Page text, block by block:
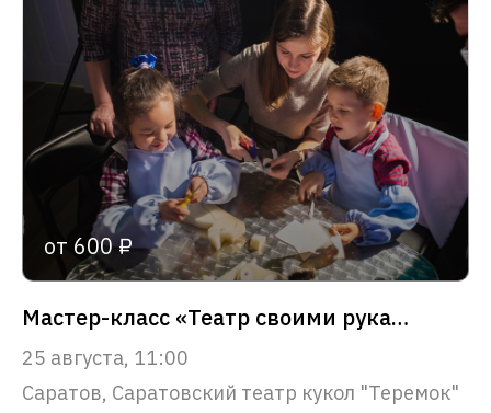
от 600 ₽
Мастер-класс «Театр своими руками»
25 августа, 11:00
Саратов, Саратовский театр кукол "Теремок"